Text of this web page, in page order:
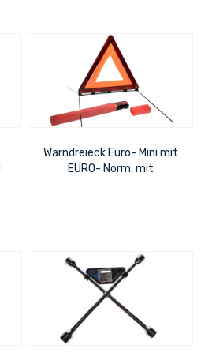
Warndreieck Euro- Mini mit
EURO- Norm, mit